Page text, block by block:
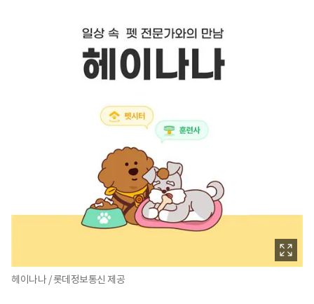
헤이나나 / 롯데정보통신 제공